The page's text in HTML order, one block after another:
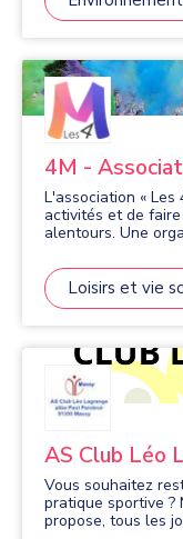
accessible et plus
4M -
L'association « Les
activités et de
alentours. Une organisation en quatre pôles d’activité est
de réaliser son
exemple, des
hatha yoga,
support, …) autour
le cancer … • L’association réalise des actions
personnes en
en valeur les
d’art (Halloween
L’association
habitants, les
entreprises de la
généralement,
rattachant à la
Loisirs et vie
AS Club Léo
Vous souhaitez
pratique sportive ?
propose, tous les